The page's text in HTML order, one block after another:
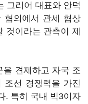
그리어 대표와 안덕
협의에서 관세 협상
것이라는 관측이 제
견제하고 자국 조
조선 경쟁력을 가진
. 특히 국내 빅3이자